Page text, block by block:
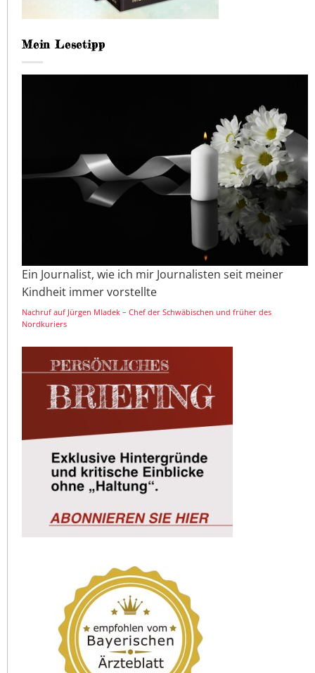
Mein Lesetipp
Ein Journalist, wie ich mir Journalisten seit meiner
Kindheit immer vorstellte
Nachruf auf Jürgen Mladek – Chef der Schwäbischen und früher des
Nordkuriers